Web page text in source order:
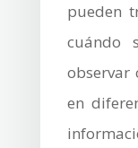
pueden
cuándo
observar
en